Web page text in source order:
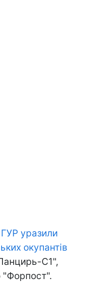
уразили
окупантів
С1",
"Форпост".